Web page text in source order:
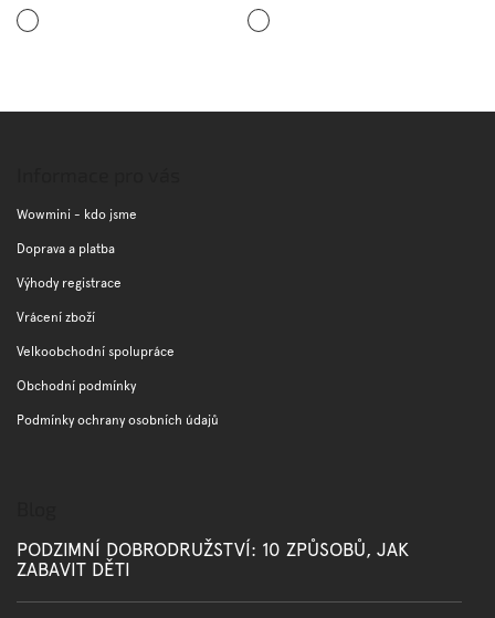
Mix
barev
Červená
Wowmini - kdo jsme
Doprava a platba
Výhody registrace
Vrácení zboží
Velkoobchodní spolupráce
Obchodní podmínky
Podmínky ochrany osobních údajů
PODZIMNÍ DOBRODRUŽSTVÍ: 10 ZPŮSOBŮ, JAK
ZABAVIT DĚTI